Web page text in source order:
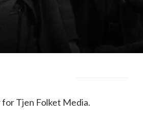
Tjen Folket Media.